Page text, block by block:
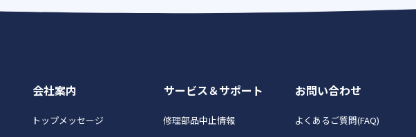
会社案内
トップメッセージ
サービス＆サポート
修理部品中止情報
お問い合わせ
よくあるご質問(FAQ)